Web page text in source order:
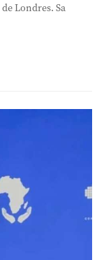
Londres. Sa